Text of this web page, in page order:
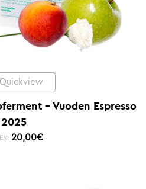
Quickview
– Vuoden Espresso
2025
20,00€